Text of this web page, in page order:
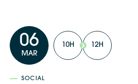
06
MAR
10H 12H
SOCIAL